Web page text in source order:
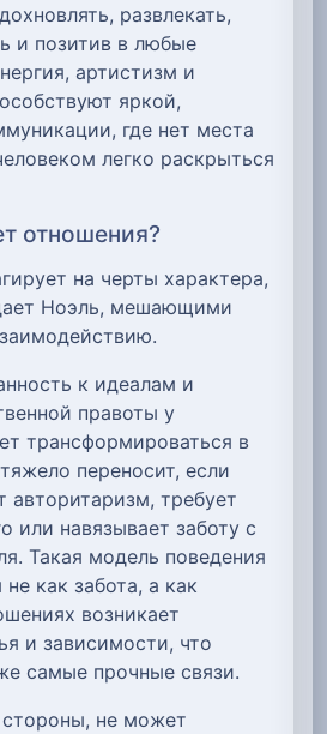
развлекать,
и позитив в любые
артистизм и
яркой,
где нет места
легко раскрыться
отношения?
на черты характера,
Ноэль, мешающими
к идеалам и
правоты у
трансформироваться в
переносит, если
авторитаризм, требует
или навязывает заботу с
Такая модель поведения
как забота, а как
возникает
и зависимости, что
самые прочные связи.
не может